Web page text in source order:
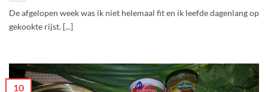
De afgelopen week was ik niet helemaal fit en ik leefde dagenlang op
gekookte rijst. [...]
10